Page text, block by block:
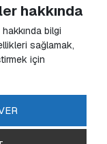
hakkında
bilgi
sağlamak,
için